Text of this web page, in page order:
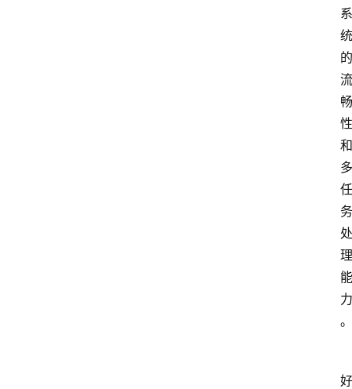
系
统
的
流
畅
性
和
多
任
务
处
理
能
力
。
好